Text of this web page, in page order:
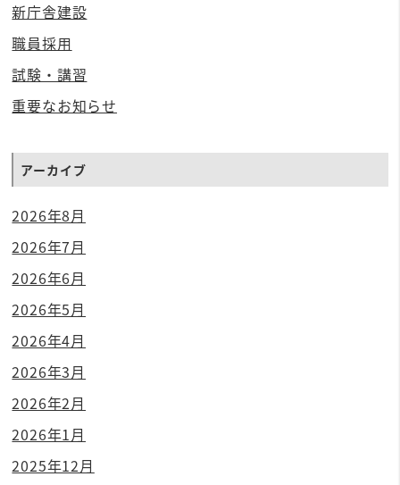
新庁舎建設
職員採用
試験・講習
重要なお知らせ
アーカイブ
2026年8月
2026年7月
2026年6月
2026年5月
2026年4月
2026年3月
2026年2月
2026年1月
2025年12月